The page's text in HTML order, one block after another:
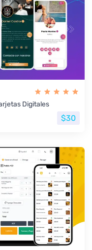
Digitales
$30